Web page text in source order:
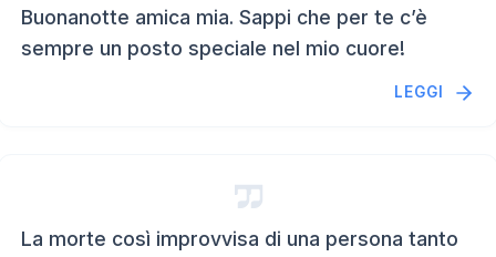
Buonanotte amica mia. Sappi che per te c’è
sempre un posto speciale nel mio cuore!
LEGGI
La morte così improvvisa di una persona tanto